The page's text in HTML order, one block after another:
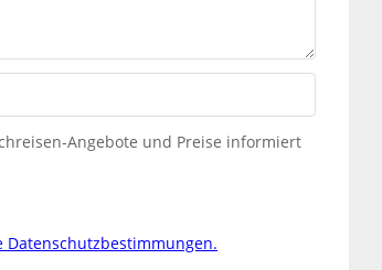
Angebote und Preise informiert
Datenschutzbestimmungen.